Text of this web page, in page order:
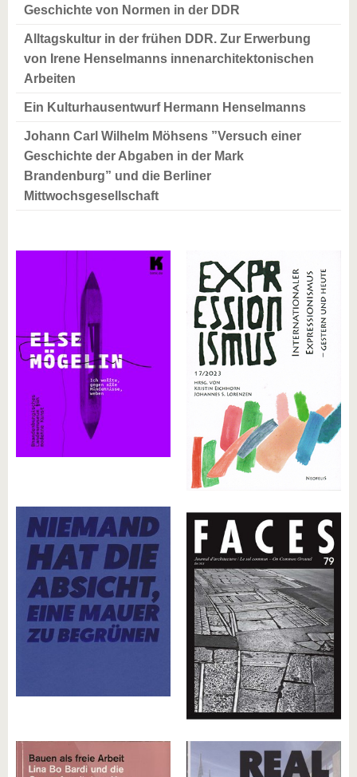
Geschichte von Normen in der DDR
Alltagskultur in der frühen DDR. Zur Erwerbung
von Irene Henselmanns innenarchitektonischen
Arbeiten
Ein Kulturhausentwurf Hermann Henselmanns
Johann Carl Wilhelm Möhsens ”Versuch einer
Geschichte der Abgaben in der Mark
Brandenburg” und die Berliner
Mittwochsgesellschaft